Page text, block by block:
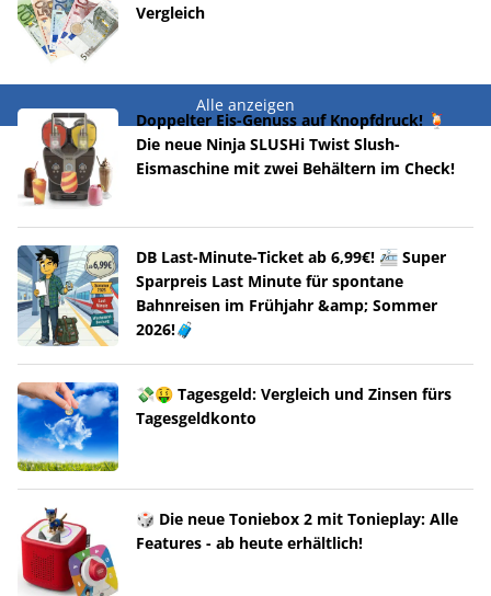
Vergleich
Alle anzeigen
Doppelter Eis-Genuss auf Knopfdruck! 🍹
Die neue Ninja SLUSHi Twist Slush-
Eismaschine mit zwei Behältern im Check!
DB Last-Minute-Ticket ab 6,99€! 🚈 Super
Sparpreis Last Minute für spontane
Bahnreisen im Frühjahr &amp; Sommer
2026!🧳
💸🤑 Tagesgeld: Vergleich und Zinsen fürs
Tagesgeldkonto
🎲 Die neue Toniebox 2 mit Tonieplay: Alle
Features - ab heute erhältlich!